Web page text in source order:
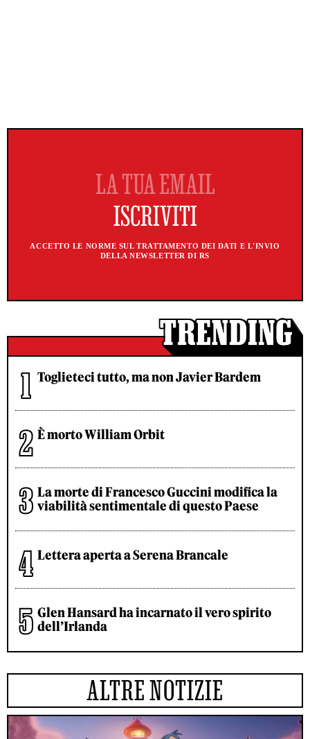
ACCETTO LE NORME SUL TRATTAMENTO DEI DATI E L'INVIO
DELLA NEWSLETTER DI RS
Toglieteci tutto, ma non Javier Bardem
È morto William Orbit
La morte di Francesco Guccini modifica la
viabilità sentimentale di questo Paese
Lettera aperta a Serena Brancale
Glen Hansard ha incarnato il vero spirito
dell’Irlanda
ALTRE NOTIZIE